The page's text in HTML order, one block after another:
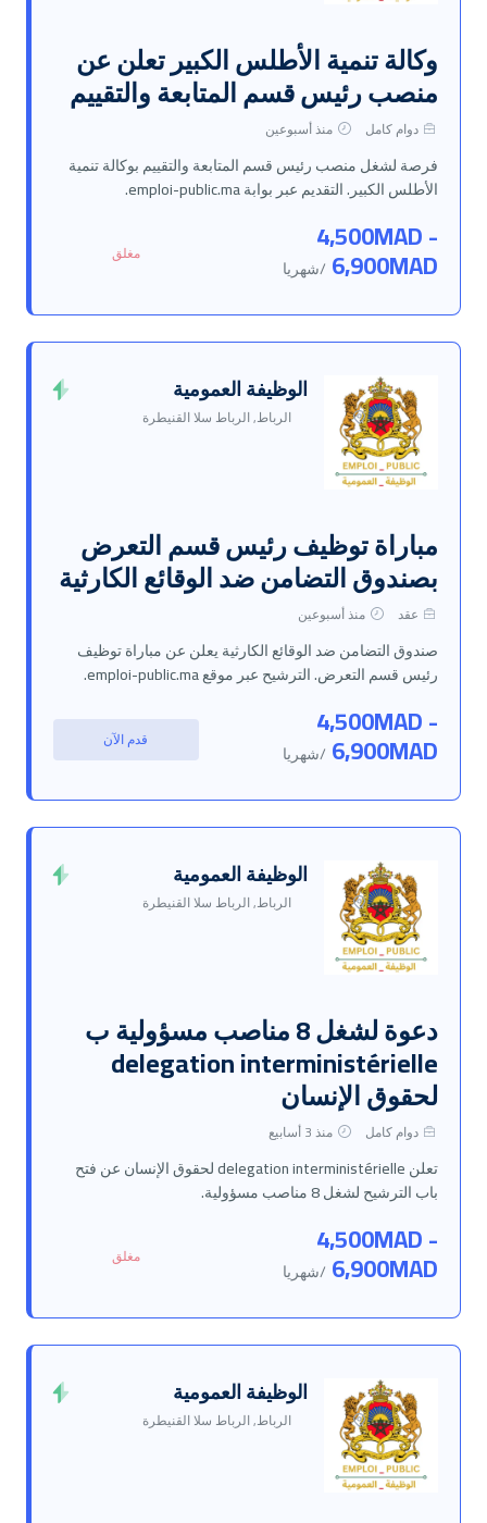
وكالة تنمية الأطلس الكبير تعلن عن
منصب رئيس قسم المتابعة والتقييم
دوام كامل منذ أسبوعين
فرصة لشغل منصب رئيس قسم المتابعة والتقييم بوكالة تنمية
الأطلس الكبير. التقديم عبر بوابة emploi-public.ma.
4,500MAD -
6,900MAD /شهريا
مغلق
الوظيفة العمومية
الرباط, الرباط سلا القنيطرة
مباراة توظيف رئيس قسم التعرض
بصندوق التضامن ضد الوقائع الكارثية
عقد منذ أسبوعين
صندوق التضامن ضد الوقائع الكارثية يعلن عن مباراة توظيف
رئيس قسم التعرض. الترشيح عبر موقع emploi-public.ma.
4,500MAD -
6,900MAD /شهريا
قدم الآن
الوظيفة العمومية
الرباط, الرباط سلا القنيطرة
دعوة لشغل 8 مناصب مسؤولية ب
delegation interministérielle
لحقوق الإنسان
دوام كامل منذ 3 أسابيع
تعلن delegation interministérielle لحقوق الإنسان عن فتح
باب الترشيح لشغل 8 مناصب مسؤولية.
4,500MAD -
6,900MAD /شهريا
مغلق
الوظيفة العمومية
الرباط, الرباط سلا القنيطرة